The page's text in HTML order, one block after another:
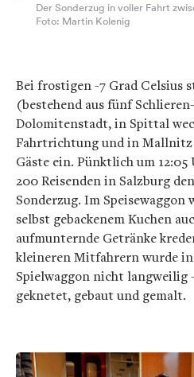
Der Sonderzug in voller Fahrt
Foto: Martin Kolenig
Bei frostigen -7 Grad Celsius
(bestehend aus fünf
Dolomitenstadt, in Spittal
Fahrtrichtung und in
Gäste ein. Pünktlich um
200 Reisenden in Salzburg
Sonderzug. Im Speisewaggon
selbst gebackenem Kuchen
aufmunternde Getränke
kleineren Mitfahrern wurde
Spielwaggon nicht langweilig
geknetet, gebaut und gemalt.